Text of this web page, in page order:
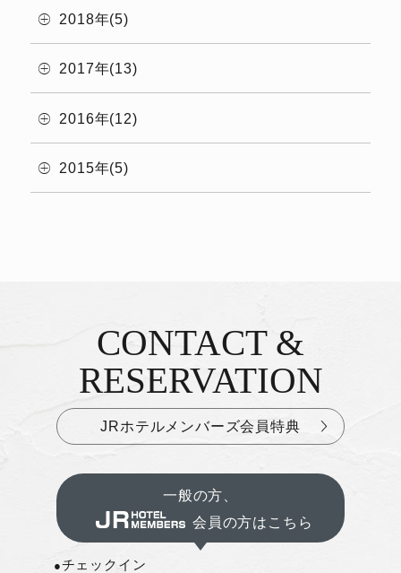
2018年(5)
2017年(13)
2016年(12)
2015年(5)
お問い合わせ&ご予約
CONTACT &
RESERVATION
JRホテルメンバーズ会員特典
一般の方、
会員の方はこちら
チェックイン